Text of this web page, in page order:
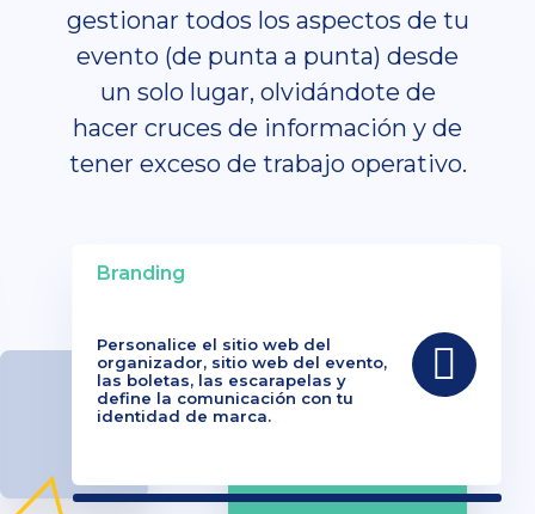
Branding
Personalice el sitio web del
organizador, sitio web del evento,
las boletas, las escarapelas y
define la comunicación con tu
identidad de marca.
gestionar todos los aspectos de tu
evento (de punta a punta) desde
un solo lugar, olvidándote de
hacer cruces de información y de
tener exceso de trabajo operativo.